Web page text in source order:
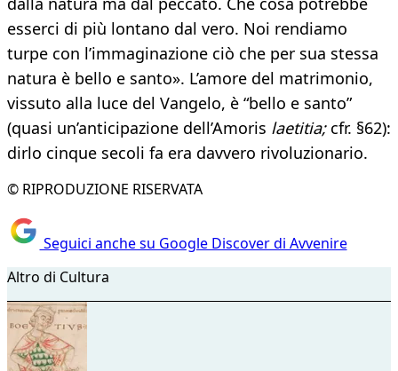
esserci di più lontano dal vero. Noi rendiamo
turpe con l’immaginazione ciò che per sua stessa
natura è bello e santo». L’amore del matrimonio,
vissuto alla luce del Vangelo, è “bello e santo”
(quasi un’anticipazione dell’Amoris laetitia;cfr. §62):
dirlo cinque secoli fa era davvero rivoluzionario.
© RIPRODUZIONE RISERVATA
Seguici anche su Google Discover di Avvenire
Altro di Cultura